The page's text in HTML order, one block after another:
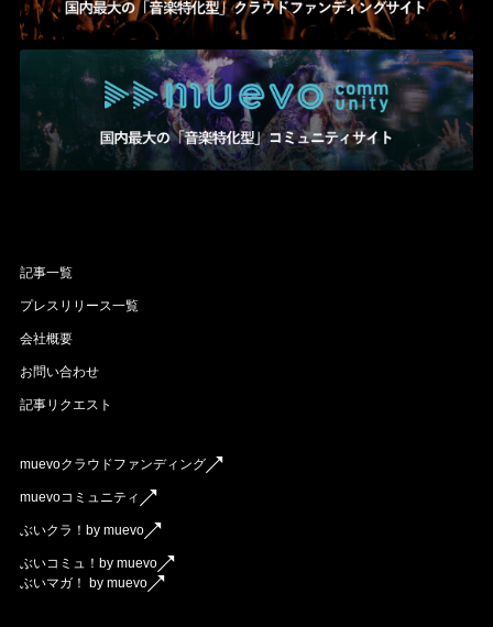
記事一覧
プレスリリース一覧
会社概要
お問い合わせ
記事リクエスト
muevoクラウドファンディング
muevoコミュニティ
ぶいクラ！by muevo
ぶいコミュ！by muevo
ぶいマガ！ by muevo